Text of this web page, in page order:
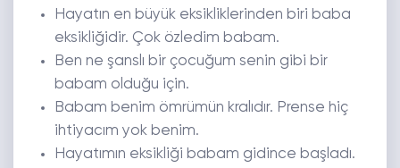
Hayatın en büyük eksikliklerinden biri baba
eksikliğidir. Çok özledim babam.
Ben ne şanslı bir çocuğum senin gibi bir
babam olduğu için.
Babam benim ömrümün kralıdır. Prense hiç
ihtiyacım yok benim.
Hayatımın eksikliği babam gidince başladı.